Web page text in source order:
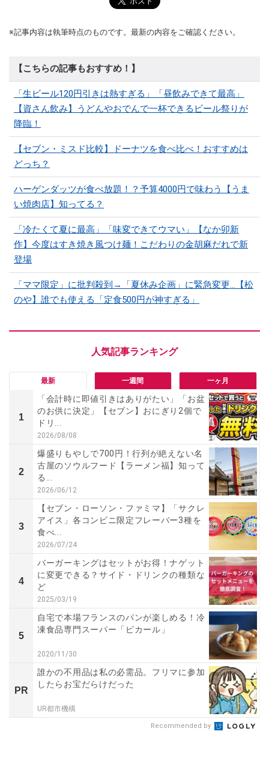
※記事内容は執筆時点のものです。最新の内容をご確認ください。
【こちらの記事もおすすめ！】
「生ビール120円引きは熱すぎる」「昼飲みできて最高」
【資さん飲み】うどんやおでんで一杯できるビール祭りが
降臨！
【セブン・ミスド比較】ドーナツを食べ比べ！おすすめは
どっち？
ハーゲンダッツが食べ放題！？予算4000円で味わう【うま
い焼肉店】知ってる？
「冷たくて夏に最高」「味変できてウマい」【なか卯新
作】今度はすき焼き風つけ麺！こだわりの金胡麻だれで新
登場
「ママ限定」に批判殺到→「夏休み企画」に緊急変更…【松
のや】誰でも使える「定食500円が神すぎる」
最新 一週間 一ヶ月
1
「会計時に即値引きはありがたい」「お盆
のお供に決定」【セブン】おにぎり2個で
ドリ...
2026/08/08
2
爆盛りもやしで700円！行列が絶えない名
古屋のソウルフード【ラーメン福】知って
る...
2026/06/12
3
【セブン・ローソン・ファミマ】「サクレ
アイス」各コンビニ限定フレーバー3種を
食べ...
2026/07/24
4
バーガーキングはセットがお得！ナゲット
に変更できる？サイド・ドリンクの種類な
ど
2025/03/19
5
自宅で本場フランスのパンが楽しめる！冷
凍食品専門スーパー「ピカール」
2020/11/30
PR
誰かの不用品は私の必需品。フリマに参加
したらお宝だらけだった
UR都市機構
Recommended by